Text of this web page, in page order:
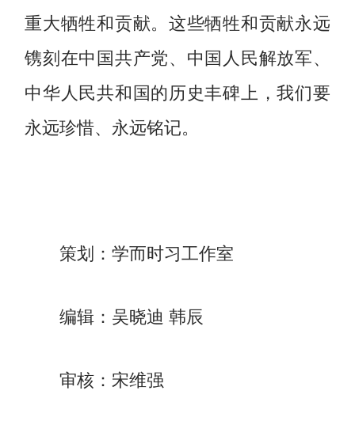
重大牺牲和贡献。这些牺牲和贡献永远
镌刻在中国共产党、中国人民解放军、
中华人民共和国的历史丰碑上，我们要
永远珍惜、永远铭记。
策划：学而时习工作室
编辑：吴晓迪 韩辰
审核：宋维强